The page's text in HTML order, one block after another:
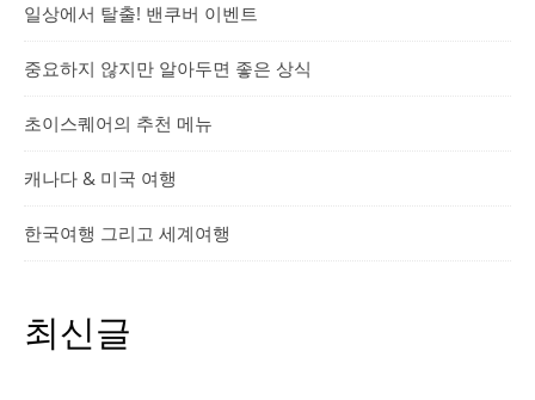
일상에서 탈출! 밴쿠버 이벤트
중요하지 않지만 알아두면 좋은 상식
초이스퀘어의 추천 메뉴
캐나다 & 미국 여행
한국여행 그리고 세계여행
최신글